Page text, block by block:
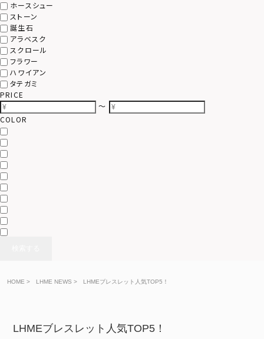
ホースシュー
ストーン
誕生石
アラベスク
スクロール
フラワー
ハワイアン
タテガミ
PRICE
〜
COLOR
HOME > LHME NEWS > LHMEブレスレット人気TOP5！
LHMEブレスレット人気TOP5！